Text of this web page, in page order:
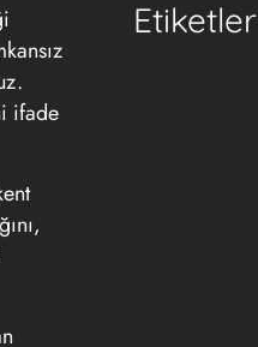
ifade
Etiketler